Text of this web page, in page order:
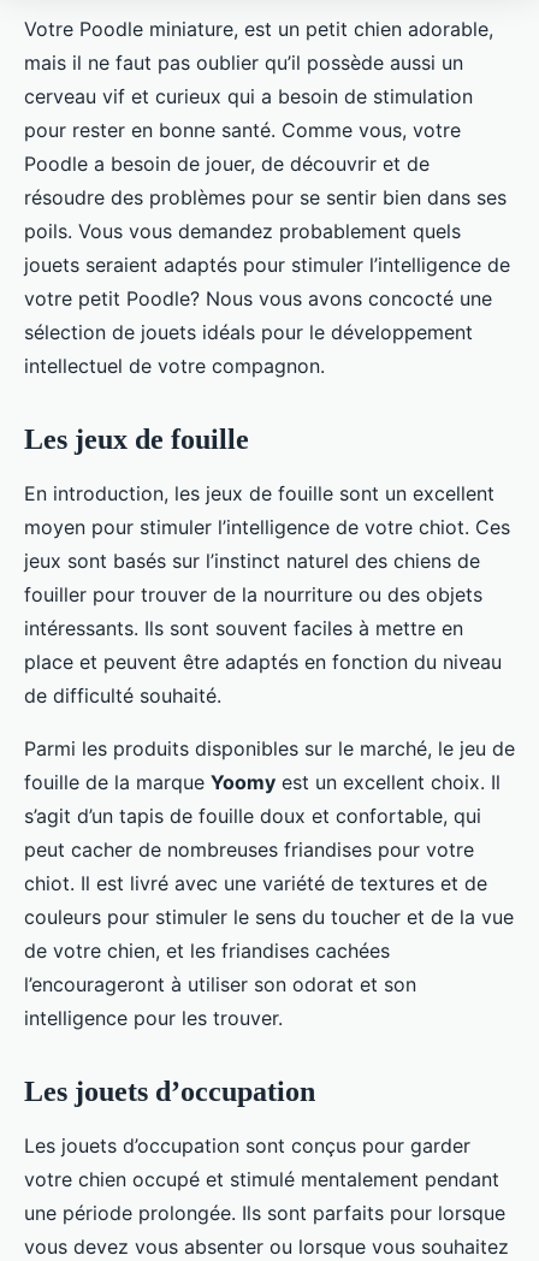
Votre Poodle miniature, est un petit chien adorable,
mais il ne faut pas oublier qu’il possède aussi un
cerveau vif et curieux qui a besoin de stimulation
pour rester en bonne santé. Comme vous, votre
Poodle a besoin de jouer, de découvrir et de
résoudre des problèmes pour se sentir bien dans ses
poils. Vous vous demandez probablement quels
jouets seraient adaptés pour stimuler l’intelligence de
votre petit Poodle? Nous vous avons concocté une
sélection de jouets idéals pour le développement
intellectuel de votre compagnon.
Les jeux de fouille
En introduction, les jeux de fouille sont un excellent
moyen pour stimuler l’intelligence de votre chiot. Ces
jeux sont basés sur l’instinct naturel des chiens de
fouiller pour trouver de la nourriture ou des objets
intéressants. Ils sont souvent faciles à mettre en
place et peuvent être adaptés en fonction du niveau
de difficulté souhaité.
Parmi les produits disponibles sur le marché, le jeu de
fouille de la marque Yoomy est un excellent choix. Il
s’agit d’un tapis de fouille doux et confortable, qui
peut cacher de nombreuses friandises pour votre
chiot. Il est livré avec une variété de textures et de
couleurs pour stimuler le sens du toucher et de la vue
de votre chien, et les friandises cachées
l’encourageront à utiliser son odorat et son
intelligence pour les trouver.
Les jouets d’occupation
Les jouets d’occupation sont conçus pour garder
votre chien occupé et stimulé mentalement pendant
une période prolongée. Ils sont parfaits pour lorsque
vous devez vous absenter ou lorsque vous souhaitez